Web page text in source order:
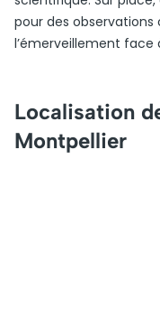
pour des observations
l’émerveillement face
Localisation
Montpellier